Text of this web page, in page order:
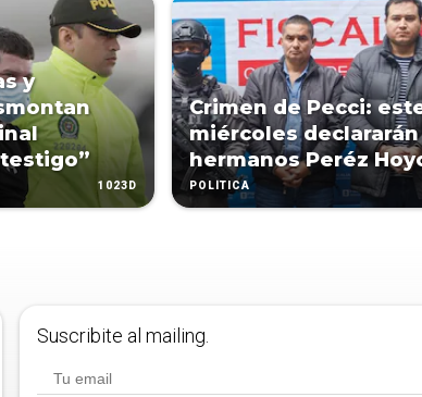
y
1023D
Crimen de Pecci:
miércoles declararán
hermanos Peréz
POLÍTICA
Suscribite al mailing.